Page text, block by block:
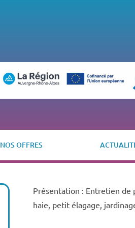
NOS OFFRES
Présentation : Entretien de
haie, petit élagage,